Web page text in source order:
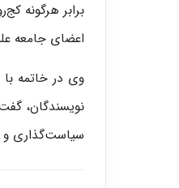
برابر هرگونه
اعضای جامعه
وی در خاتمه با
نویسندگان،
سیاست‌گذاری و